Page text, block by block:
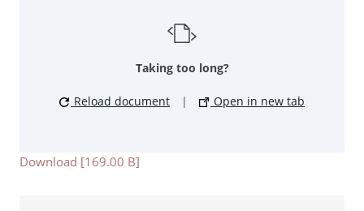
Taking too long?
Reload document | Open in new tab
Download [169.00 B]